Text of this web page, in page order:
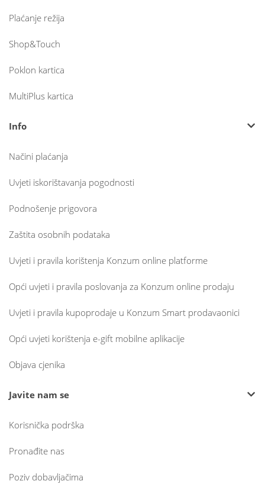
Plaćanje režija
Shop&Touch
Poklon kartica
MultiPlus kartica
Info
Načini plaćanja
Uvjeti iskorištavanja pogodnosti
Podnošenje prigovora
Zaštita osobnih podataka
Uvjeti i pravila korištenja Konzum online platforme
Opći uvjeti i pravila poslovanja za Konzum online prodaju
Uvjeti i pravila kupoprodaje u Konzum Smart prodavaonici
Opći uvjeti korištenja e-gift mobilne aplikacije
Objava cjenika
Javite nam se
Korisnička podrška
Pronađite nas
Poziv dobavljačima